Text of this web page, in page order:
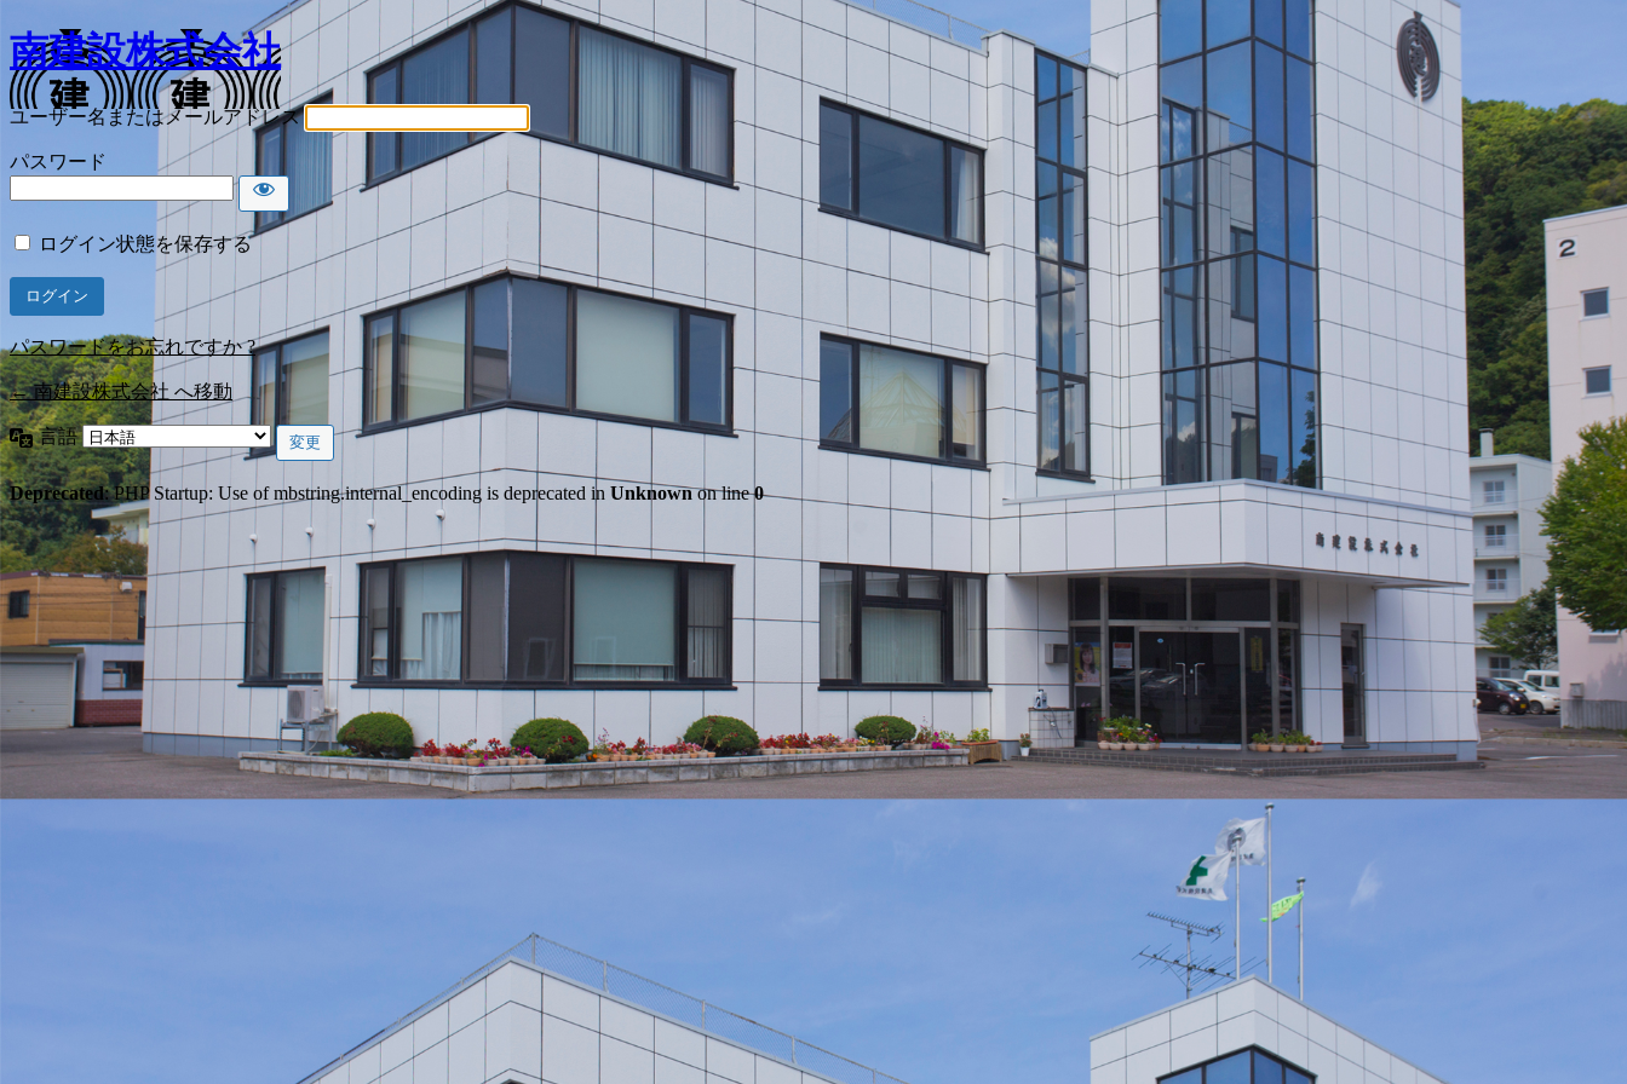
南建設株式会社
ユーザー名またはメールアドレス
パスワード
ログイン状態を保存する
パスワードをお忘れですか ?
← 南建設株式会社 へ移動
言語
Deprecated: PHP Startup: Use of mbstring.internal_encoding is deprecated in Unknownon line0